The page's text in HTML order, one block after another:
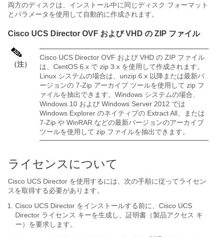
両方のディスクは、インストール中に同じディスク フォーマット
とパラメータを使用して自動的に作成されます。
Cisco UCS Director OVF および VHD の ZIP ファイル
（注）
Cisco UCS Director OVF および VHD の ZIP ファイル
は、CentOS 6.x で zip 3.x を使用して作成されます。
Linux システムの場合は、unzip 6.x 以降または最新バ
ージョンの 7-Zip アーカイブ ツールを使用して zip フ
ァイルを抽出できます。Windows システムの場合、
Windows 10 および Windows Server 2012 では
Windows Explorer のネイティブの Extract All、または
7-Zip や WinRAR などの最新バージョンのアーカイブ
ツールを使用して zip ファイルを抽出できます。
ライセンスについて
Cisco UCS Director を使用するには、次の手順に従ってライセン
スを取得する必要があります。
Cisco UCS Director をインストールする前に、 Cisco UCS
Director ライセンス キーを生成し、証明書（製品アクセス キ
ー）を要求します。